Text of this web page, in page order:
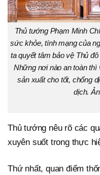
Thủ tướng Phạm Minh
sức khỏe, tính mạng của
ta quyết tâm bảo vệ Thủ
Những nơi nào an toàn
sản xuất cho tốt, chống
dịch.
Thủ tướng nêu rõ các
xuyên suốt trong thực
Thứ nhất, quan điểm